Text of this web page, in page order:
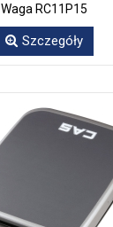
Waga RC11P15
Szczegóły